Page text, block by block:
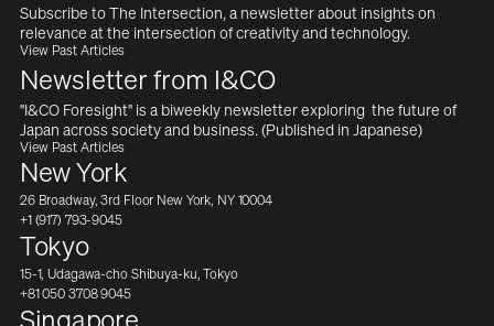
Subscribe to The Intersection, a newsletter about insights on
relevance at the intersection of creativity and technology.
View Past Articles
Newsletter from I&CO
"I&CO Foresight" is a biweekly newsletter exploring  the future of
Japan across society and business. (Published in Japanese)
View Past Articles
New York
26 Broadway, 3rd Floor New York, NY 10004
+1 (917) 793-9045
Tokyo
15-1, Udagawa-cho Shibuya-ku, Tokyo
+81 050 3708 9045